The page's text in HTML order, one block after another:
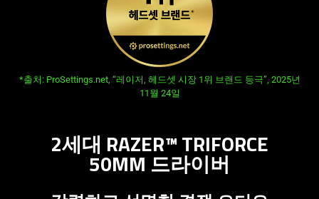
*출처: ProSettings.net, “레이저, 헤드셋 시장 1위 브랜드 등극”, 2025년
11월 24일
2세대 RAZER™ TRIFORCE
50MM 드라이버